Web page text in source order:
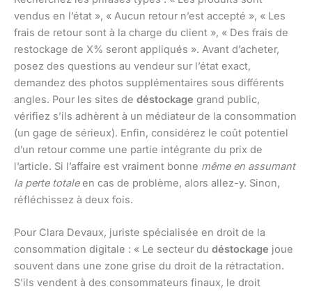
vendus en l’état », « Aucun retour n’est accepté », « Les
frais de retour sont à la charge du client », « Des frais de
restockage de X% seront appliqués ». Avant d’acheter,
posez des questions au vendeur sur l’état exact,
demandez des photos supplémentaires sous différents
angles. Pour les sites de déstockage grand public,
vérifiez s’ils adhèrent à un médiateur de la consommation
(un gage de sérieux). Enfin, considérez le coût potentiel
d’un retour comme une partie intégrante du prix de
l’article. Si l’affaire est vraiment bonne même en assumant
la perte totaleen cas de problème, alors allez-y. Sinon,
réfléchissez à deux fois.
Pour Clara Devaux, juriste spécialisée en droit de la
consommation digitale : « Le secteur du déstockage joue
souvent dans une zone grise du droit de la rétractation.
S’ils vendent à des consommateurs finaux, le droit